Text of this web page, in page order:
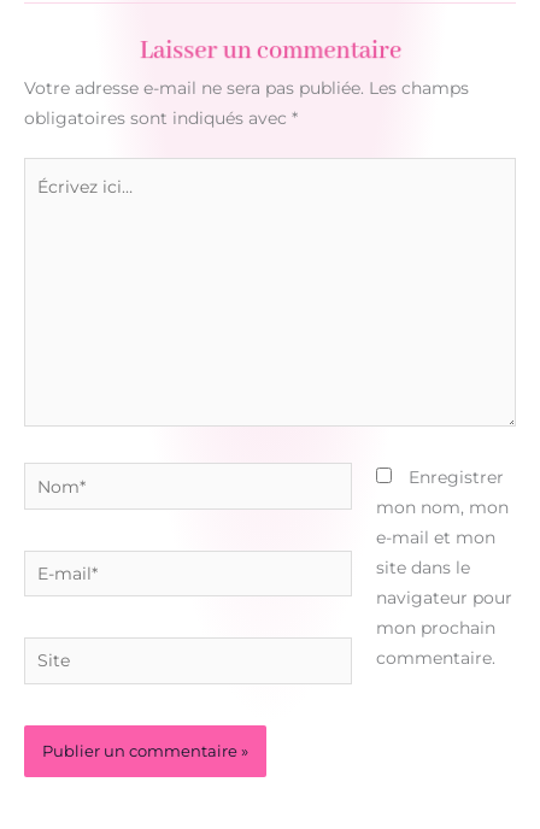
Laisser un commentaire
Votre adresse e-mail ne sera pas publiée. Les champs
obligatoires sont indiqués avec *
Nom*
E-
mail*
Site
Enregistrer
mon nom, mon
e-mail et mon
site dans le
navigateur pour
mon prochain
commentaire.